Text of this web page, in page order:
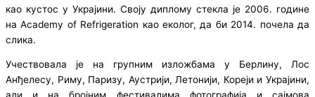
као кустос у Украјини. Своју диплому стекла је 2006. године
на Academy of Refrigeration као еколог, да би 2014. почела да
слика.
Учествовала је на групним изложбама у Берлину, Лос
Анђелесу, Риму, Паризу, Аустрији, Летонији, Кореји и Украјини,